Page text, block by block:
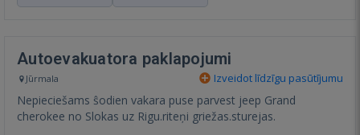
Autoevakuatora paklapojumi
Jūrmala Izveidot līdzīgu pasūtījumu
Nepieciešams ŝodien vakara puse parvest jeep Grand
cherokee no Slokas uz Rigu.riteņi griežas.sturejas.